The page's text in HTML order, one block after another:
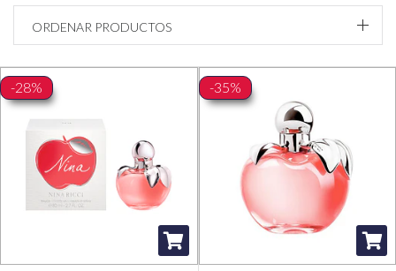
ORDENAR PRODUCTOS
-28% -35%